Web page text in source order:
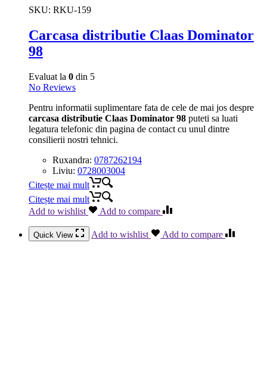
SKU: RKU-159
Carcasa distributie Claas Dominator
98
Evaluat la 0 din 5
No Reviews
Pentru informatii suplimentare fata de cele de mai jos despre
carcasa distributie Claas Dominator 98 puteti sa luati
legatura telefonic din pagina de contact cu unul dintre
consilierii nostri tehnici.
Ruxandra: 0787262194
Liviu: 0728003004
Citește mai mult
Citește mai mult
Add to wishlist
Add to compare
Quick View Add to wishlist Add to compare